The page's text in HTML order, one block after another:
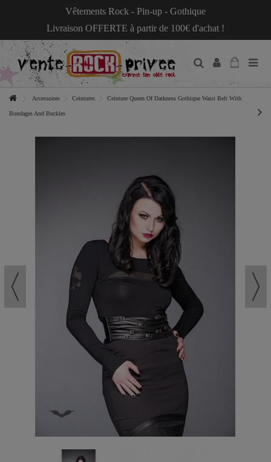
Vêtements Rock - Pin-up - Gothique
Livraison OFFERTE à partir de 100€ d'achat !
Accessoires Ceintures Ceinture Queen Of Darkness Gothique Waist Belt With
Bondages And Buckles